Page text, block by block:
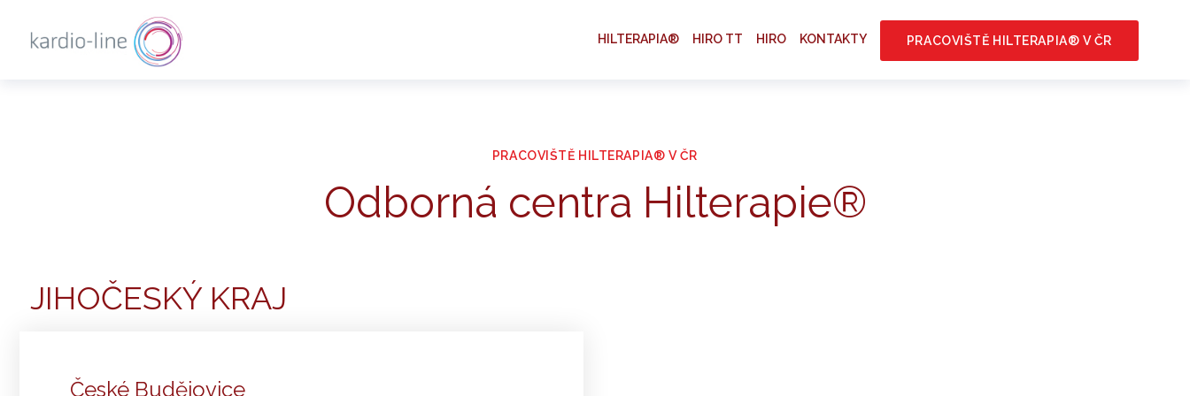
HILTERAPIA® HIRO TT HIRO KONTAKTY PRACOVIŠTĚ HILTERAPIA® V ČR
PRACOVIŠTĚ HILTERAPIA® V ČR
Odborná centra Hilterapie®
JIHOČESKÝ KRAJ
České Budějovice